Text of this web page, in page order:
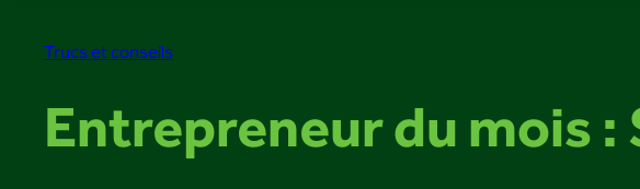
Trucs et conseils
Entrepreneur du mois